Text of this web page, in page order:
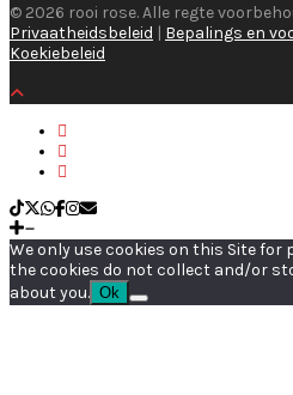
© 2026 rooi rose. Alle regte
Privaatheidsbeleid | Bepalings en
Koekiebeleid
We only use cookies on this Site
the cookies do not collect and/or
about you. Ok